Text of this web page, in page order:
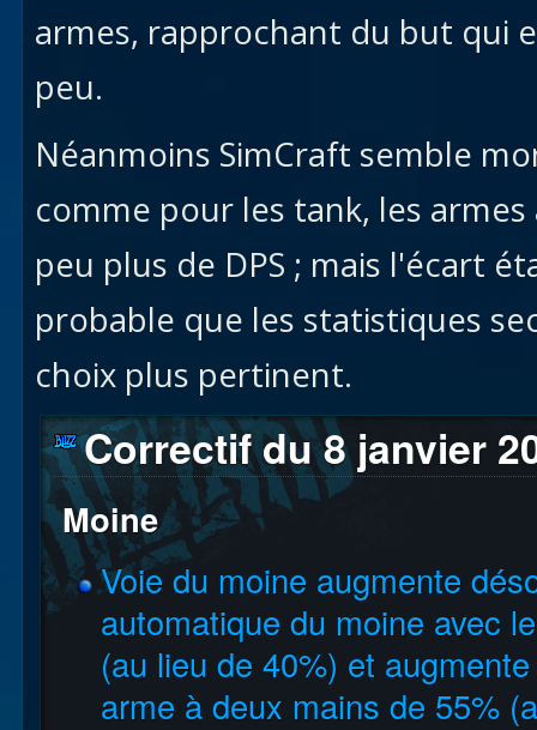
armes, rapprochant du but qui
peu.
Néanmoins SimCraft semble
comme pour les tank, les
peu plus de DPS ; mais l'écart
probable que les statistiques
choix plus pertinent.
Correctif du 8 janvier
Moine
Voie du moine augmente
automatique du moine avec
(au lieu de 40%) et
arme à deux mains de 55%